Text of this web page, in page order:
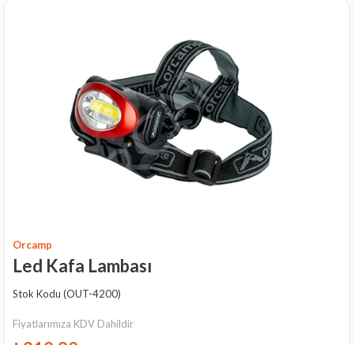
Orcamp
Led Kafa Lambası
Stok Kodu (OUT-4200)
Fiyatlarımıza KDV Dahildir